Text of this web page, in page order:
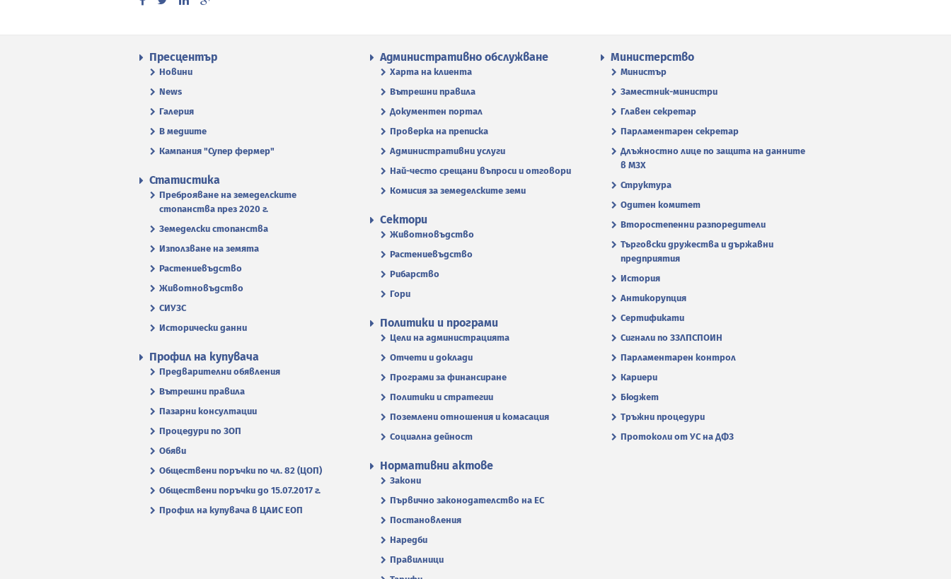
Пресцентър
Новини
News
Галерия
В медиите
Кампания "Супер фермер"
Административно обслужване
Харта на клиента
Вътрешни правила
Документен портал
Проверка на преписка
Административни услуги
Най-често срещани въпроси и отговори
Комисия за земеделските земи
Министерство
Министър
Заместник-министри
Главен секретар
Парламентарен секретар
Длъжностно лице по защита на данните
в МЗХ
Структура
Одитен комитет
Второстепенни разпоредители
Търговски дружества и държавни
предприятия
История
Антикорупция
Сертификати
Сигнали по ЗЗЛПСПОИН
Парламентарен контрол
Кариери
Бюджет
Тръжни процедури
Протоколи от УС на ДФЗ
Статистика
Преброяване на земеделските
стопанства през 2020 г.
Земеделски стопанства
Използване на земята
Растениевъдство
Животновъдство
СИУЗС
Исторически данни
Сектори
Животновъдство
Растениевъдство
Рибарство
Гори
Политики и програми
Цели на администрацията
Отчети и доклади
Програми за финансиране
Политики и стратегии
Поземлени отношения и комасация
Социална дейност
Профил на купувача
Предварителни обявления
Вътрешни правила
Пазарни консултации
Процедури по ЗОП
Обяви
Обществени поръчки по чл. 82 (ЦОП)
Обществени поръчки до 15.07.2017 г.
Профил на купувача в ЦАИС ЕОП
Нормативни актове
Закони
Първично законодателство на ЕС
Постановления
Наредби
Правилници